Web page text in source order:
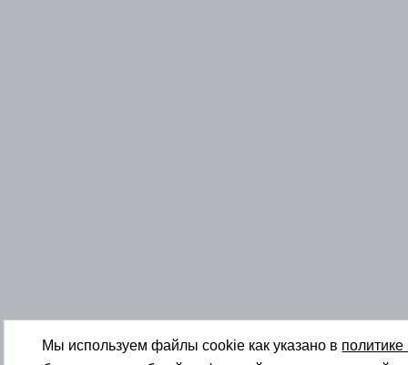
Мы используем файлы cookie как указано в